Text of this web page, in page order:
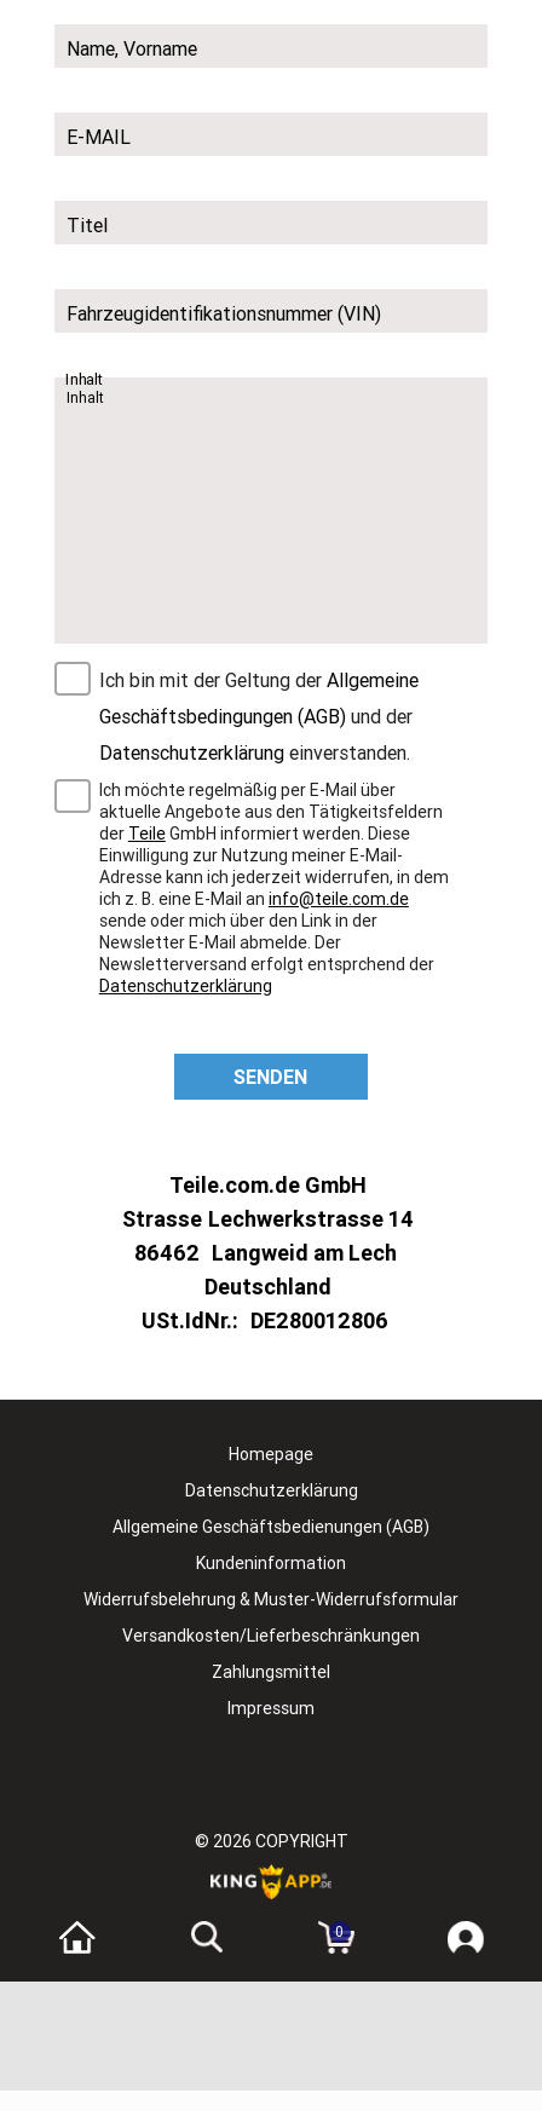
Name, Vorname
E-MAIL
Titel
Fahrzeugidentifikationsnummer (VIN)
Inhalt
Ich bin mit der Geltung der Allgemeine
Geschäftsbedingungen (AGB)und der
Datenschutzerklärungeinverstanden.
Ich möchte regelmäßig per E-Mail über
aktuelle Angebote aus den Tätigkeitsfeldern
der TeileGmbH informiert werden. Diese
Einwilligung zur Nutzung meiner E-Mail-
Adresse kann ich jederzeit widerrufen, in dem
ich z. B. eine E-Mail an info@teile.com.de
sende oder mich über den Link in der
Newsletter E-Mail abmelde. Der
Newsletterversand erfolgt entsprchend der
Datenschutzerklärung
SENDEN
Teile.com.de GmbH
Strasse Lechwerkstrasse 14
86462 Langweid am Lech
Deutschland
USt.IdNr.: DE280012806
Homepage
Datenschutzerklärung
Allgemeine Geschäftsbedienungen (AGB)
Kundeninformation
Widerrufsbelehrung & Muster-Widerrufsformular
Versandkosten/Lieferbeschränkungen
Zahlungsmittel
Impressum
© 2026 COPYRIGHT
0